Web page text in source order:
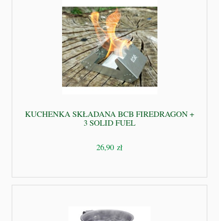
KUCHENKA SKŁADANA BCB FIREDRAGON +
3 SOLID FUEL
26,90 zł